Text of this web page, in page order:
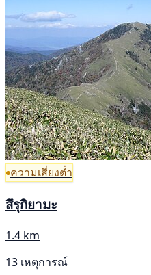
ความเสี่ยงต่ำ
สึรุกิยามะ
1.4 km
13 เหตุการณ์